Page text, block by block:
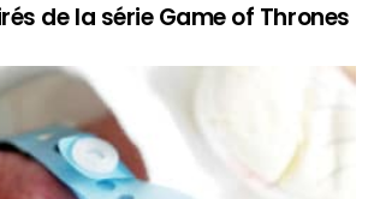
de la série Game of Thrones